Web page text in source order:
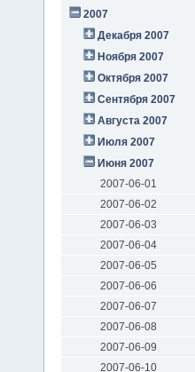
2007
Декабря 2007
Ноября 2007
Октября 2007
Сентября 2007
Августа 2007
Июля 2007
Июня 2007
2007-06-01
2007-06-02
2007-06-03
2007-06-04
2007-06-05
2007-06-06
2007-06-07
2007-06-08
2007-06-09
2007-06-10